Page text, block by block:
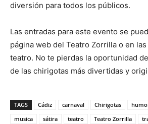
diversión para todos los públicos.
Las entradas para este evento se
página web del Teatro Zorrilla o en
teatro. No te pierdas la oportunidad
de las chirigotas más divertidas y
TAGS Cádiz carnaval Chirigotas
musica
sátira teatro Teatro Zorrilla